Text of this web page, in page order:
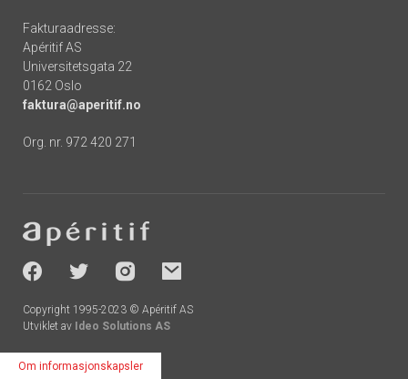
Fakturaadresse:
Apéritif AS
Universitetsgata 22
0162 Oslo
faktura@aperitif.no
Org. nr. 972 420 271
-
socials
Copyright 1995-2023 © Apéritif AS
Utviklet av Ideo Solutions AS
Om informasjonskapsler